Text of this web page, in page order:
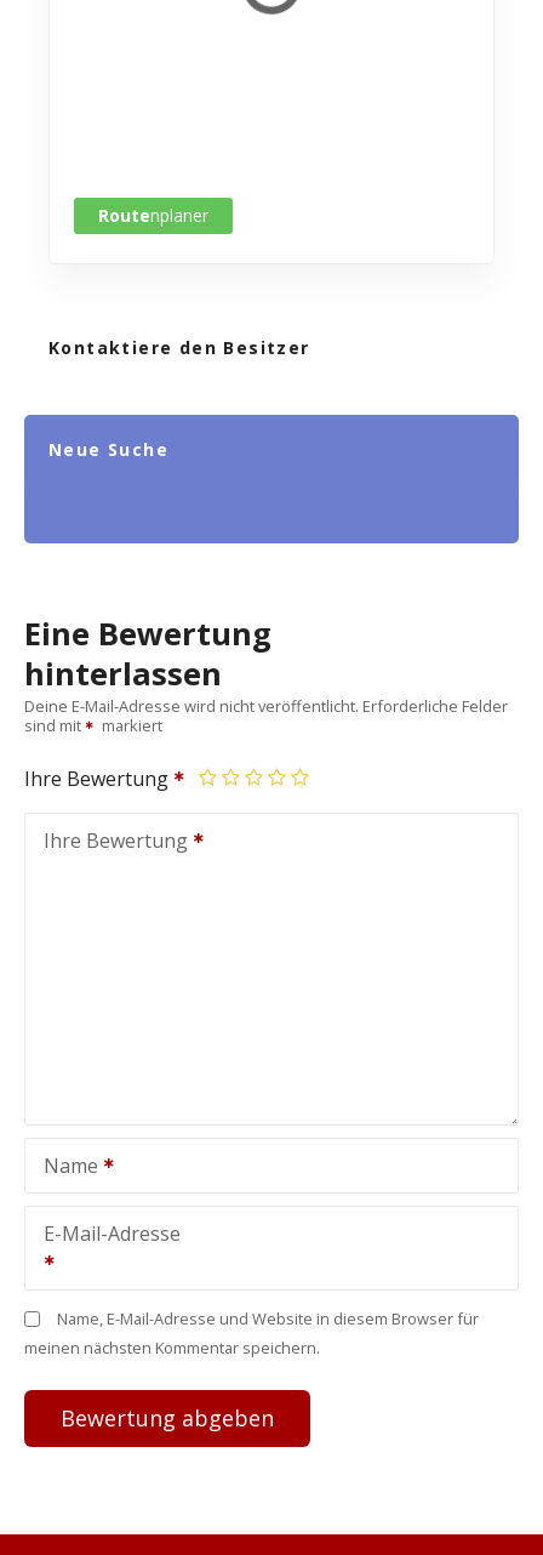
Routenplaner
Kontaktiere den Besitzer
Neue Suche
Eine Bewertung
hinterlassen
Deine E-Mail-Adresse wird nicht veröffentlicht. Erforderliche Felder
sind mit
markiert
Ihre Bewertung
Ihre Bewertung
Name
E-Mail-Adresse
Name, E-Mail-Adresse und Website in diesem Browser für
meinen nächsten Kommentar speichern.